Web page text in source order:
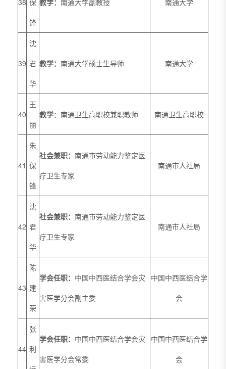
38 保
锋
教学： 南通大学副教授 南通大学
39
沈
君
华
教学： 南通大学硕士生导师 南通大学
40
王
丽
教学：南通卫生高职校兼职教师 南通卫生高职校
41
朱
保
锋
社会兼职： 南通市劳动能力鉴定医
疗卫生专家
南通市人社局
42
沈
君
华
社会兼职： 南通市劳动能力鉴定医
疗卫生专家
南通市人社局
43
陈
建
荣
学会任职： 中国中西医结合学会灾
害医学分会副主委
中国中西医结合学
会
44
张
利
学会任职： 中国中西医结合学会灾
害医学分会常委
中国中西医结合学
会